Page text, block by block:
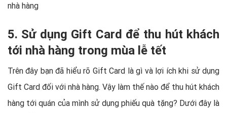
nhà hàng
5. Sử dụng Gift Card để thu hút khách
tới nhà hàng trong mùa lễ tết
Trên đây bạn đã hiểu rõ Gift Card là gì và lợi ích khi sử dụng
Gift Card đối với nhà hàng. Vậy làm thế nào để thu hút khách
hàng tới quán của mình sử dụng phiếu quà tặng? Dưới đây là